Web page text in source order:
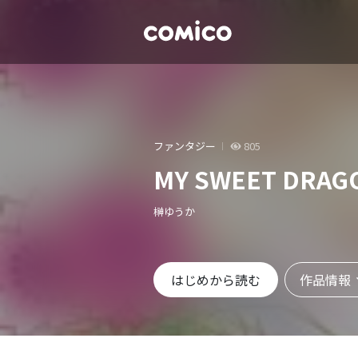
ファンタジー 805
MY SWEET
榊ゆうか
はじめから読む 作品情報